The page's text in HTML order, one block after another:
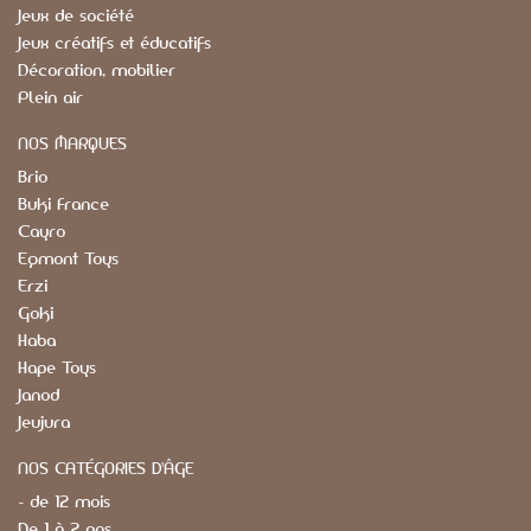
Jeux de société
Jeux créatifs et éducatifs
Décoration, mobilier
Plein air
NOS MARQUES
Brio
Buki France
Cayro
Egmont Toys
Erzi
Goki
Haba
Hape Toys
Janod
Jeujura
NOS CATÉGORIES D'ÂGE
- de 12 mois